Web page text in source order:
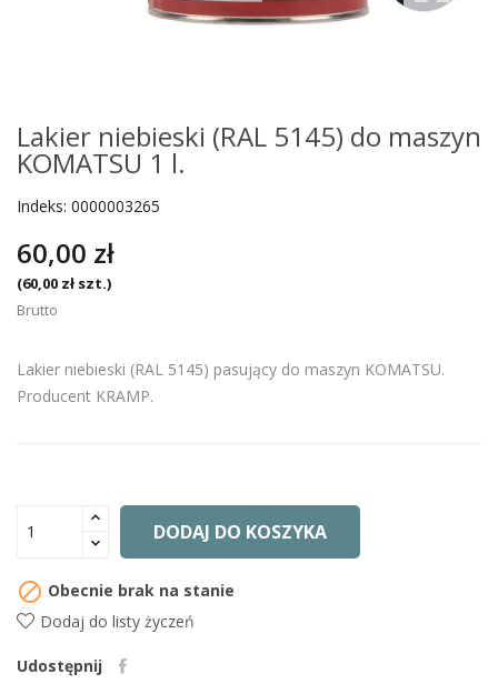
Lakier niebieski (RAL 5145) do maszyn
KOMATSU 1 l.
Indeks: 0000003265
60,00 zł
(60,00 zł szt.)
Brutto
Lakier niebieski (RAL 5145) pasujący do maszyn KOMATSU.
Producent KRAMP.
DODAJ DO KOSZYKA
 Obecnie brak na stanie
Dodaj do listy życzeń
Udostępnij